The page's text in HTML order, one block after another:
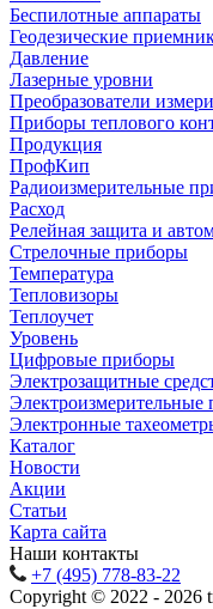
Беспилотные аппараты
Геодезические
Давление
Лазерные уровни
Преобразователи
Приборы теплового
Продукция
ПрофКип
Радиоизмерительные
Расход
Релейная защита и
Стрелочные приборы
Температура
Тепловизоры
Теплоучет
Уровень
Цифровые приборы
Электрозащитные
Электроизмерительные
Электронные
Каталог
Новости
Акции
Статьи
Карта сайта
Наши контакты
+7 (495) 778-83-22
Copyright © 2022 - 2026